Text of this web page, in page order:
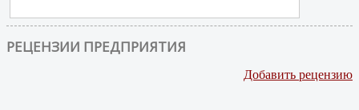
РЕЦЕНЗИИ ПРЕДПРИЯТИЯ
Добавить рецензию